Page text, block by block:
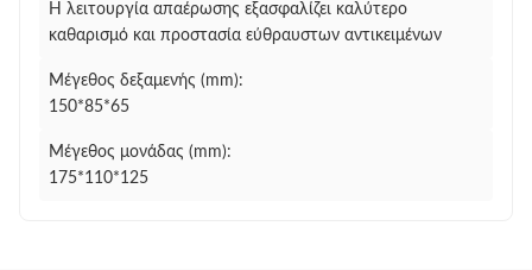
Η λειτουργία απαέρωσης εξασφαλίζει καλύτερο
καθαρισμό και προστασία εύθραυστων αντικειμένων
Μέγεθος δεξαμενής (mm):
150*85*65
Μέγεθος μονάδας (mm):
175*110*125